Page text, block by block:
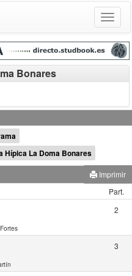
Toggle
Bonares
Hípica La Doma Bonares
Imprimir
Part.
2
3